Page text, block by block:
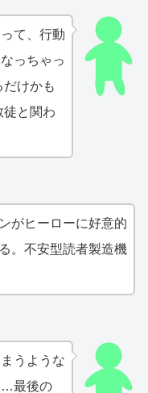
て、行動
っちゃっ
けかも
と関わ
がヒーローに好意的
。不安型読者製造機
うような
…最後の